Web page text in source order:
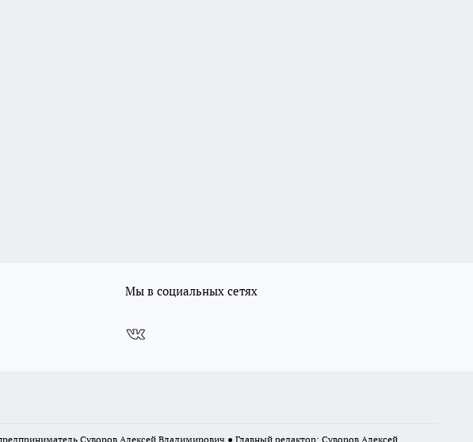
Мы в социальных сетях
Суворов Алексей Владимирович ● Главный редактор: Суворов Алексей